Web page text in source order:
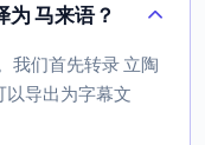
为 马来语？
我们首先转录 立陶
以导出为字幕文